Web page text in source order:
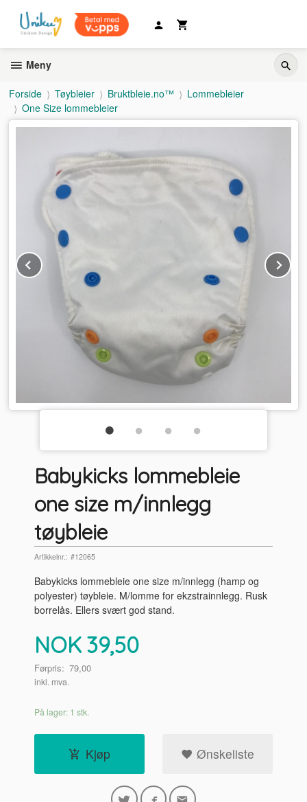
innholdet
Meny
Forside Tøybleier Bruktbleie.no™
Lommebleier
One Size lommebleier
Prev
Babykicks lommebleie
one size m/innlegg
tøybleie
Artikkelnr.: #12065
Babykicks lommebleie one size m/innlegg (hamp og
polyester) tøybleie. M/lomme for ekzstrainnlegg. Rusk
borrelås. Ellers svært god stand.
Tilbud
NOK 39,50
Førpris: 79,00
inkl. mva.
På lager: 1 stk.
Kjøp Ønskeliste